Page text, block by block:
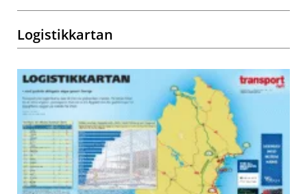
Logistikkartan